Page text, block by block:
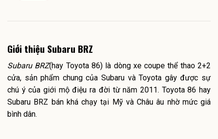
Giới thiệu Subaru BRZ
Subaru BRZ(hay Toyota 86) là dòng xe coupe thể thao 2+2
cửa, sản phẩm chung của Subaru và Toyota gây được sự
chú ý của giới mộ điệu ra đời từ năm 2011. Toyota 86 hay
Subaru BRZ bán khá chạy tại Mỹ và Châu âu nhờ mức giá
bình dân.